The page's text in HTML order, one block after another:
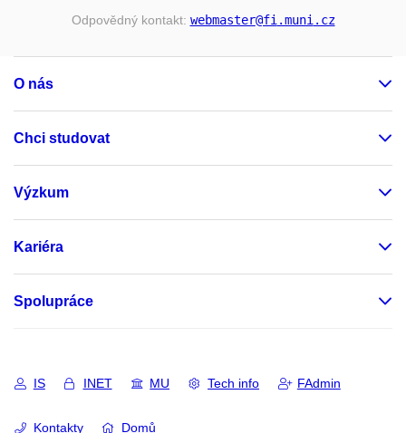
Odpovědný kontakt: webmaster@fi.muni.cz
O nás
Chci studovat
Výzkum
Kariéra
Spolupráce
IS INET MU Tech info FAdmin
Kontakty Domů